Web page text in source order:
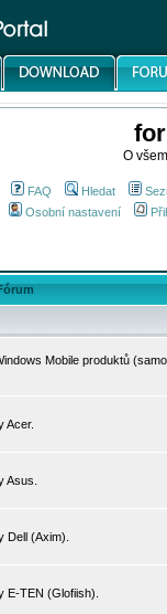
O
FAQ Hledat
Osobní nastavení
Mobile produktů
Acer.
Asus.
Dell (Axim).
E-TEN (Glofiish).